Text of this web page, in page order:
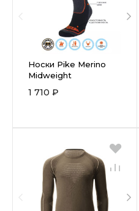
Носки Pike Merino
Midweight
1 710 ₽